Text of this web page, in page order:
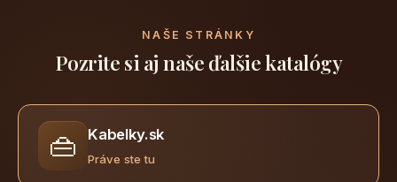
NAŠE STRÁNKY
Pozrite si aj naše ďalšie katalógy
👜 Kabelky.sk
Práve ste tu